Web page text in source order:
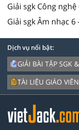
Giải sgk Công
Giải sgk Âm nhạc 6
Dịch vụ nổi bật:
GIẢI BÀI TẬP SGK
TÀI LIỆU GIÁO VIÊN